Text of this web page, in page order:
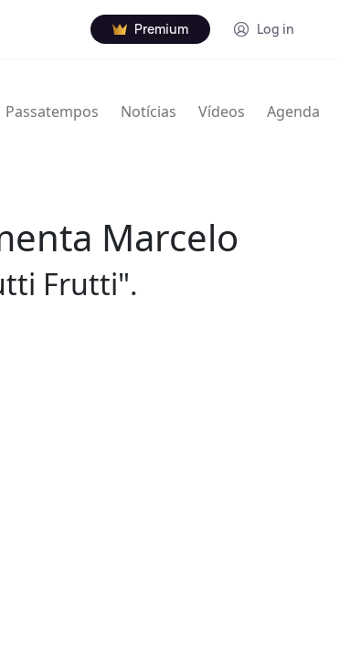
Premium Log in
Passatempos Notícias Vídeos Agenda
Marcelo
Frutti".